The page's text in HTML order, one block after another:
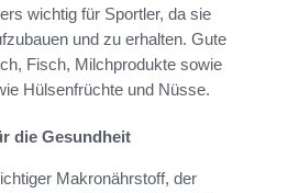
wichtig für Sportler, da sie
und zu erhalten. Gute
Fisch, Milchprodukte sowie
Hülsenfrüchte und Nüsse.
die Gesundheit
Makronährstoff, der